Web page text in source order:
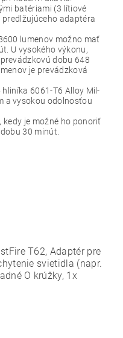
batériami (3 lítiové
adaptéra
lumenov možno mať
U vysokého výkonu,
dobu 648
je prevádzková
6061-T6 Alloy Mil-
a vysokou odolnosťou
kedy je možné ho ponoriť
30 minút.
T62, Adaptér pre
svietidla (napr.
O krúžky, 1x